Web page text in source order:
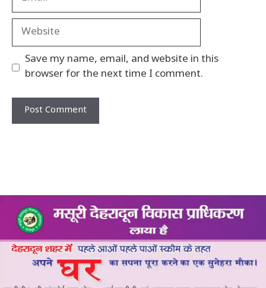
Website
Save my name, email, and website in this
browser for the next time I comment.